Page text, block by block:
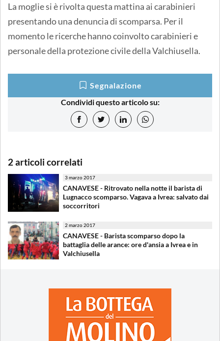
La moglie si è rivolta questa mattina ai carabinieri
presentando una denuncia di scomparsa. Per il
momento le ricerche hanno coinvolto carabinieri e
personale della protezione civile della Valchiusella.
Segnalazione
Condividi questo articolo su:
2 articoli correlati
3 marzo 2017
CANAVESE - Ritrovato nella notte il barista di
Lugnacco scomparso. Vagava a Ivrea: salvato dai
soccorritori
2 marzo 2017
CANAVESE - Barista scomparso dopo la
battaglia delle arance: ore d'ansia a Ivrea e in
Valchiusella